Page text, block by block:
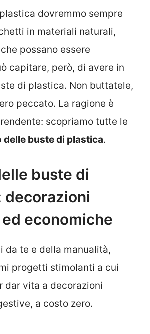
dovremmo sempre
in materiali naturali,
possano essere
capitare, però, di avere in
di plastica. Non buttatele,
peccato. La ragione è
scopriamo tutte le
delle buste di plastica.
buste di
decorazioni
economiche
da te e della manualità,
progetti stimolanti a cui
dar vita a decorazioni
a costo zero.